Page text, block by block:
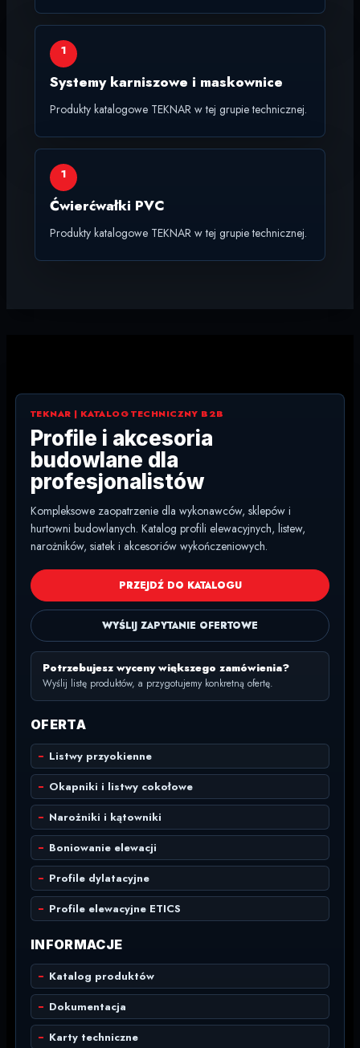
1
Systemy karniszowe i maskownice
Produkty katalogowe TEKNAR w tej grupie technicznej.
1
Ćwierćwałki PVC
Produkty katalogowe TEKNAR w tej grupie technicznej.
TEKNAR | KATALOG TECHNICZNY B2B
Profile i akcesoria
budowlane dla
profesjonalistów
Kompleksowe zaopatrzenie dla wykonawców, sklepów i
hurtowni budowlanych. Katalog profili elewacyjnych, listew,
narożników, siatek i akcesoriów wykończeniowych.
PRZEJDŹ DO KATALOGU
WYŚLIJ ZAPYTANIE OFERTOWE
Potrzebujesz wyceny większego zamówienia?
Wyślij listę produktów, a przygotujemy konkretną ofertę.
OFERTA
Listwy przyokienne
Okapniki i listwy cokołowe
Narożniki i kątowniki
Boniowanie elewacji
Profile dylatacyjne
Profile elewacyjne ETICS
INFORMACJE
Katalog produktów
Dokumentacja
Karty techniczne